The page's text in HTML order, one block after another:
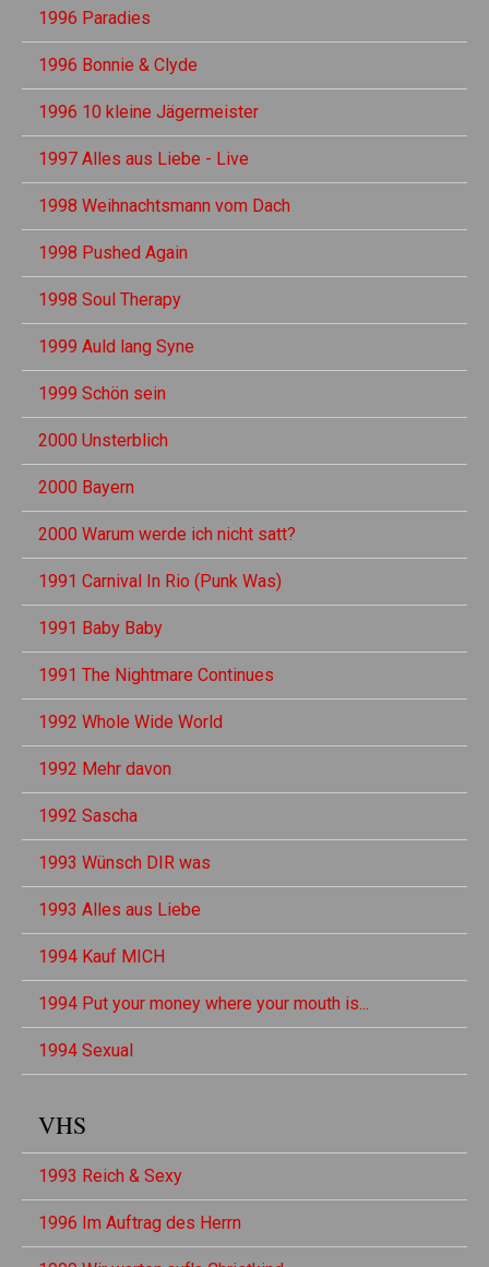
1996 Paradies
1996 Bonnie & Clyde
1996 10 kleine Jägermeister
1997 Alles aus Liebe - Live
1998 Weihnachtsmann vom Dach
1998 Pushed Again
1998 Soul Therapy
1999 Auld lang Syne
1999 Schön sein
2000 Unsterblich
2000 Bayern
2000 Warum werde ich nicht satt?
1991 Carnival In Rio (Punk Was)
1991 Baby Baby
1991 The Nightmare Continues
1992 Whole Wide World
1992 Mehr davon
1992 Sascha
1993 Wünsch DIR was
1993 Alles aus Liebe
1994 Kauf MICH
1994 Put your money where your mouth is...
1994 Sexual
VHS
1993 Reich & Sexy
1996 Im Auftrag des Herrn